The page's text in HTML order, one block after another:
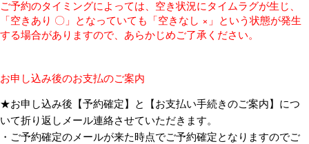
ご予約のタイミングによっては、空き状況にタイムラグが生じ、
「空きあり 〇」となっていても「空きなし ×」という状態が発生
する場合がありますので、あらかじめご了承ください。
お申し込み後のお支払のご案内
★お申し込み後【予約確定】と【お支払い手続きのご案内】につ
いて折り返しメール連絡させていただきます。
・ご予約確定のメールが来た時点でご予約確定となりますのでご